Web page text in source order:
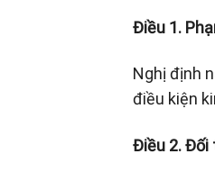
Điều 1.
Nghị định
điều kiện
Điều 2. Đối